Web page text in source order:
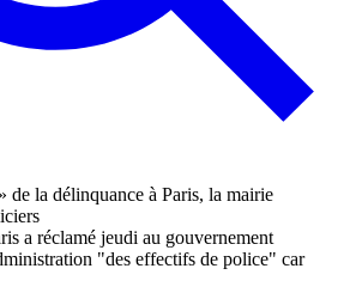
a réclamé jeudi au gouvernement
"des effectifs de police" car